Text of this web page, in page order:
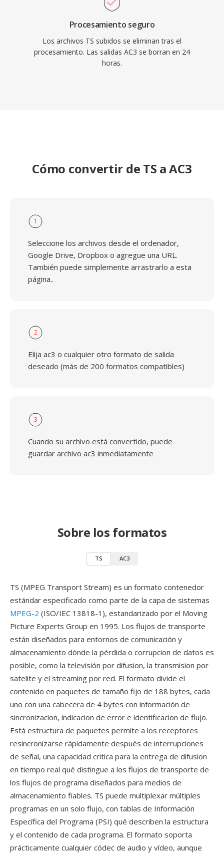
Procesamiento seguro
Los archivos TS subidos se eliminan tras el
procesamiento. Las salidas AC3 se borran en 24
horas.
Cómo convertir de TS a AC3
1
Seleccione los archivos desde el ordenador,
Google Drive, Dropbox o agregue una URL.
También puede simplemente arrastrarlo a esta
página..
2
Elija ac3 o cualquier otro formato de salida
deseado (más de 200 formatos compatibles)
3
Cuando su archivo está convertido, puede
guardar archivo ac3 inmediatamente
Sobre los formatos
TS AC3
TS (MPEG Transport Stream) es un formato contenedor
estándar especificado como parte de la capa de sistemas
MPEG-2 (ISO/IEC 13818-1), estandarizado por el Moving
Picture Experts Group en 1995. Los flujos de transporte
están diseñados para entornos de comunicación y
almacenamiento dónde la pérdida o corrupcion de datos es
posible, como la televisión por difusion, la transmision por
satelite y el streaming por red. El formato divide el
contenido en paquetes de tamaño fijo de 188 bytes, cada
uno con una cabecera de 4 bytes con información de
sincronizacion, indicacion de error e identificacion de flujo.
Está estructura de paquetes permite a los receptores
resincronizarse rápidamente después de interrupciones
de señal, una capacidad critica para la entrega de difusion
en tiempo real qué distingue a los flujos de transporte de
los flujos de programa diseñados para medios de
almacenamiento fiables. TS puede multiplexar múltiples
programas en un solo flujo, con tablas de Información
Específica del Programa (PSI) qué describen la estructura
y el contenido de cada programa. El formato soporta
prácticamente cualquier códec de audio y vídeo, aunque